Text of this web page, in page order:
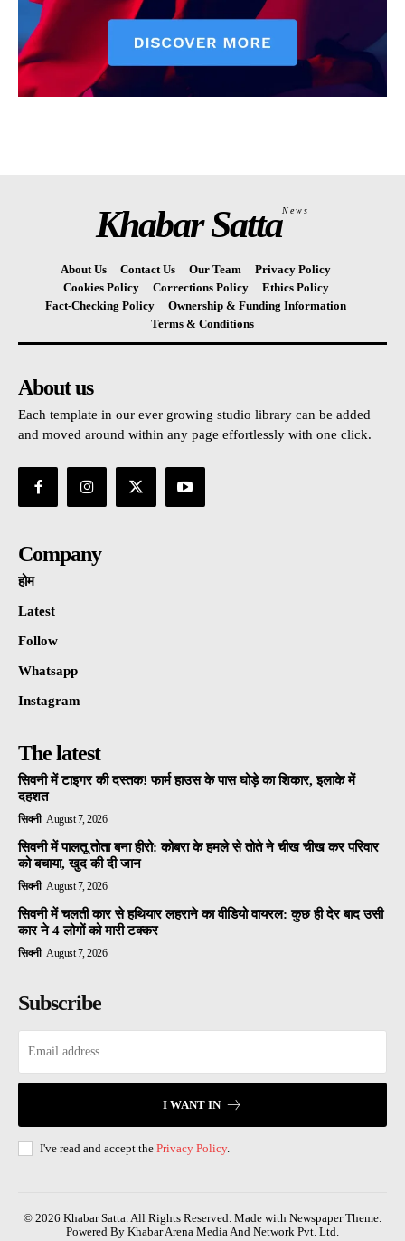
Khabar SattaNews
About Us Contact Us Our Team
Privacy Policy
Cookies Policy
Corrections Policy
Ethics Policy
Fact-Checking Policy
Ownership & Funding Information
Terms & Conditions
About us
Each template in our ever growing studio library can be added
and moved around within any page effortlessly with one click.
Company
होम
Latest
Follow
Whatsapp
Instagram
The latest
सिवनी में टाइगर की दस्तक! फार्म हाउस के पास घोड़े का शिकार, इलाके में
दहशत
सिवनी August 7, 2026
सिवनी में पालतू तोता बना हीरो: कोबरा के हमले से तोते ने चीख चीख कर परिवार
को बचाया, खुद की दी जान
सिवनी August 7, 2026
सिवनी में चलती कार से हथियार लहराने का वीडियो वायरल: कुछ ही देर बाद उसी
कार ने 4 लोगों को मारी टक्कर
सिवनी August 7, 2026
Subscribe
I WANT IN
I've read and accept the Privacy Policy.
© 2026 Khabar Satta. All Rights Reserved. Made with Newspaper Theme.
Powered By Khabar Arena Media And Network Pvt. Ltd.